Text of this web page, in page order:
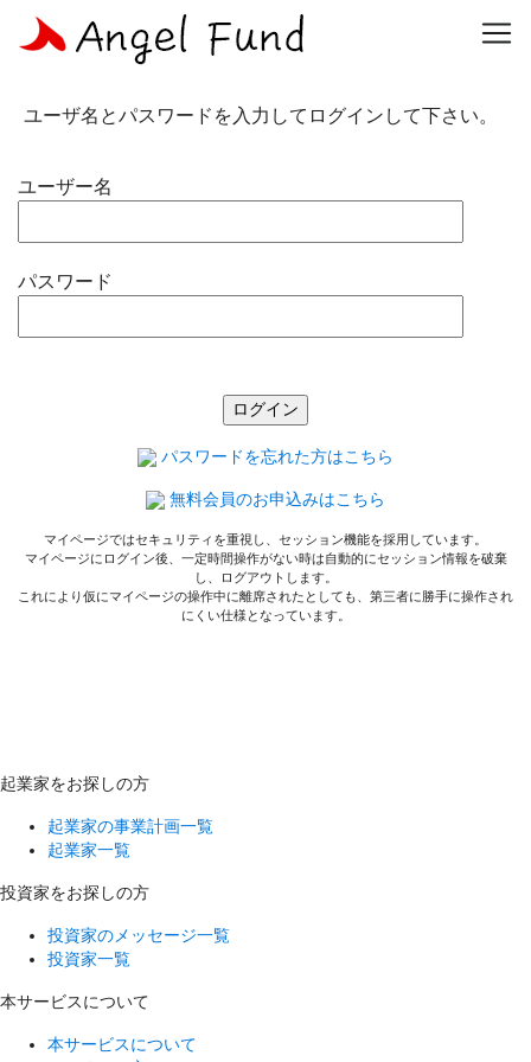
ユーザ名とパスワードを入力してログインして下さい。
ユーザー名
パスワード
パスワードを忘れた方はこちら
無料会員のお申込みはこちら
マイページではセキュリティを重視し、セッション機能を採用しています。
マイページにログイン後、一定時間操作がない時は自動的にセッション情報を破棄
し、ログアウトします。
これにより仮にマイページの操作中に離席されたとしても、第三者に勝手に操作され
にくい仕様となっています。
起業家をお探しの方
起業家の事業計画一覧
起業家一覧
投資家をお探しの方
投資家のメッセージ一覧
投資家一覧
本サービスについて
本サービスについて